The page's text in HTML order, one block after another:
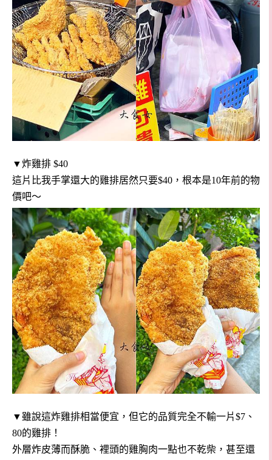
▼炸雞排 $40
這片比我手掌還大的雞排居然只要$40，根本是10年前的物
價吧～
▼雖說這炸雞排相當便宜，但它的品質完全不輸一片$7、
80的雞排！
外層炸皮薄而酥脆、裡頭的雞胸肉一點也不乾柴，甚至還